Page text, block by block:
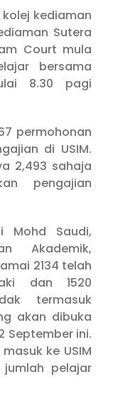
kediaman
Sutera
Court mula
bersama
8.30 pagi
permohonan
di USIM.
2,493 sahaja
pengajian
Mohd Saudi,
Akademik,
2134 telah
dan 1520
termasuk
akan dibuka
September ini.
ke USIM
jumlah pelajar